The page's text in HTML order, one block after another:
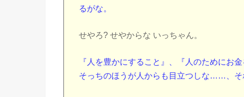
るがな。
せやろ? せやからな いっちゃん。
『人を豊かにすること』、『人のためにお
そっちのほうが人からも目立つしな……、そ